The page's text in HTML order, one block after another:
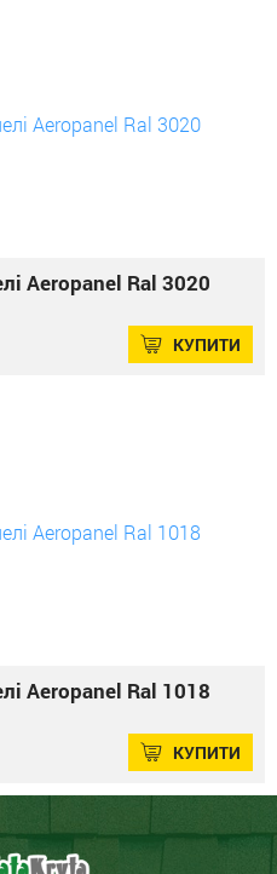
Aeropanel Ral 3020
КУПИТИ
Aeropanel Ral 1018
КУПИТИ